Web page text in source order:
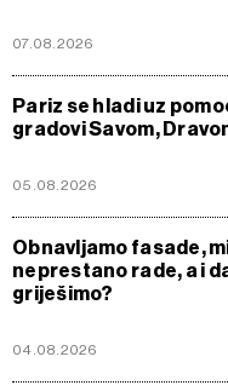
07.08.2026
Pariz se hladi uz
gradovi Savom,
05.08.2026
Obnavljamo fasade,
neprestano rade, a i
griješimo?
04.08.2026